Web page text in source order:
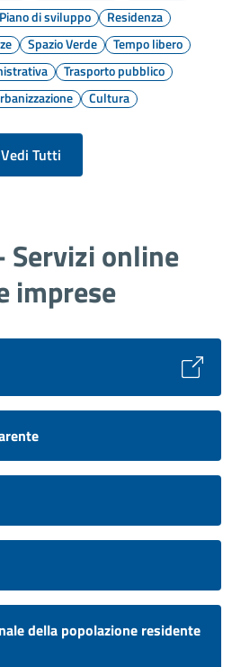
Piano di sviluppo
Residenza
Spazio Verde
Tempo libero
Trasporto pubblico
Cultura
Vedi Tutti
online
imprese
della popolazione residente